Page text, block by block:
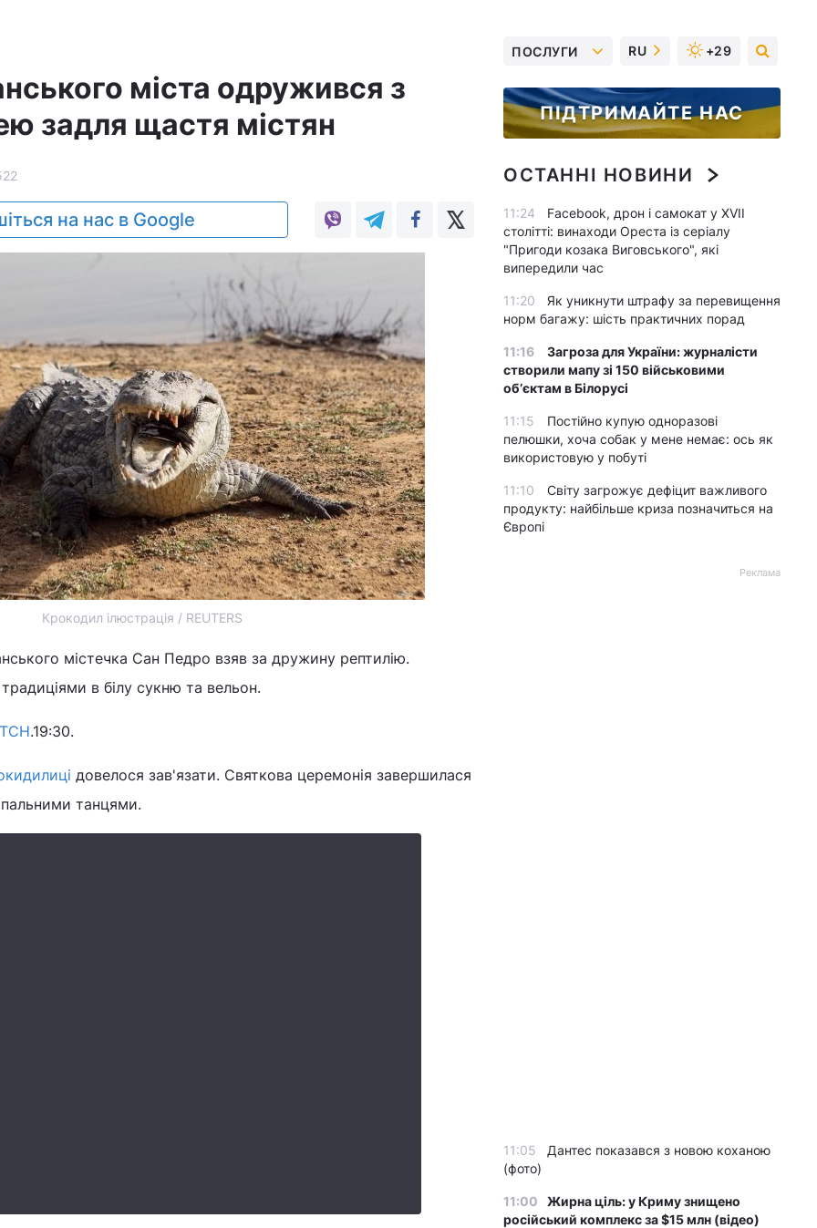
міста одружився з
задля щастя містян
на нас в Google
Крокодил ілюстрація / REUTERS
містечка Сан Педро взяв за дружину рептилію.
в білу сукню та вельон.
ТСН.19:30.
довелося зав'язати. Святкова церемонія завершилася
танцями.
ПОСЛУГИ RU +29
ПІДТРИМАЙТЕ НАС
ОСТАННІ НОВИНИ
11:24
Facebook, дрон і самокат у XVII
столітті: винаходи Ореста із серіалу
"Пригоди козака Виговського", які
випередили час
11:20
Як уникнути штрафу за перевищення
норм багажу: шість практичних порад
11:16
Загроза для України: журналісти
створили мапу зі 150 військовими
обʼєктам в Білорусі
11:15
Постійно купую одноразові
пелюшки, хоча собак у мене немає: ось як
використовую у побуті
11:10
Світу загрожує дефіцит важливого
продукту: найбільше криза позначиться на
Європі
Реклама
11:05
Дантес показався з новою коханою
(фото)
11:00
Жирна ціль: у Криму знищено
російський комплекс за $15 млн (відео)